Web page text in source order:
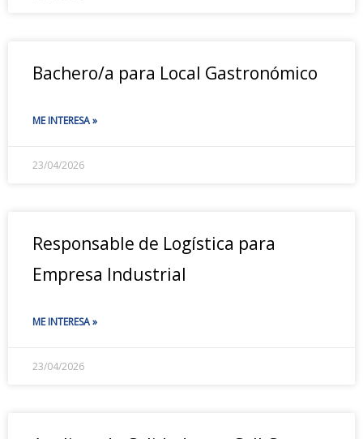
Bachero/a para Local Gastronómico
ME INTERESA »
23/04/2026
Responsable de Logística para
Empresa Industrial
ME INTERESA »
23/04/2026